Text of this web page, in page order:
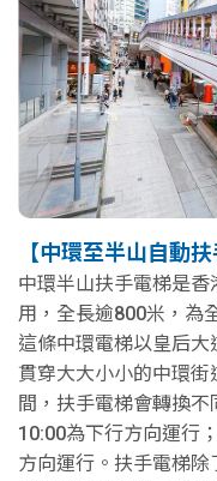
【中環至半山自動扶
中環半山扶手電梯是
用，全長逾800米，為
這條中環電梯以皇后大
貫穿大大小小的中環
間，扶手電梯會轉換
10:00為下行方向運行
方向運行。扶手電梯